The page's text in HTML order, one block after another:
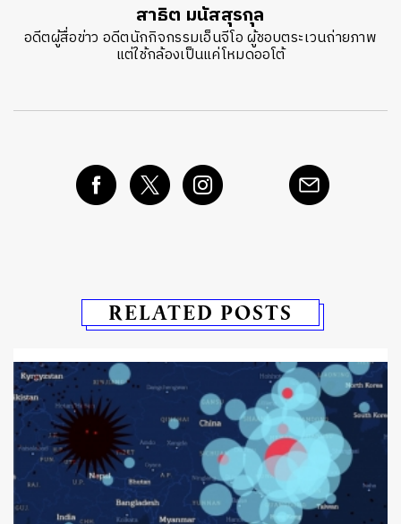
สาธิต มนัสสุรกุล
อดีตผู้สื่อข่าว อดีตนักกิจกรรมเอ็นจีโอ ผู้ชอบตระเวนถ่ายภาพ
แต่ใช้กล้องเป็นแค่โหมดออโต้
RELATED POSTS